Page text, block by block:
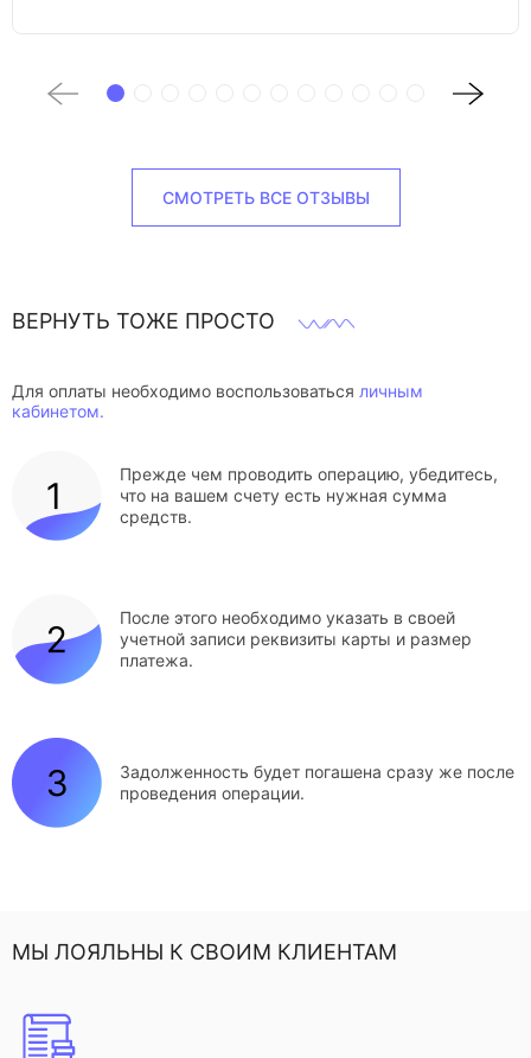
СМОТРЕТЬ ВСЕ ОТЗЫВЫ
ВЕРНУТЬ ТОЖЕ ПРОСТО
Для оплаты необходимо воспользоваться личным
кабинетом.
Прежде чем проводить операцию, убедитесь,
что на вашем счету есть нужная сумма
средств.
После этого необходимо указать в своей
учетной записи реквизиты карты и размер
платежа.
Задолженность будет погашена сразу же после
проведения операции.
МЫ ЛОЯЛЬНЫ К СВОИМ КЛИЕНТАМ